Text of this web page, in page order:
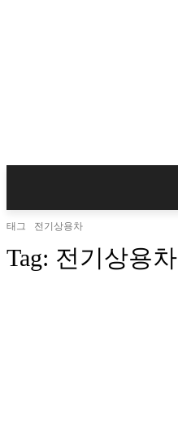
태그 전기상용차
Tag: 전기상용차